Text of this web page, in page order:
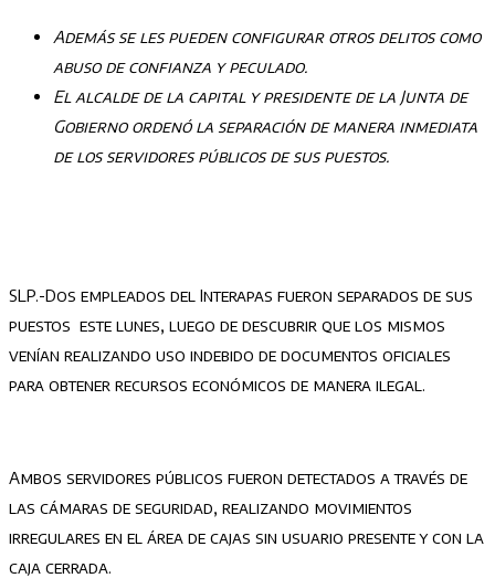
Además se les pueden configurar otros delitos como
abuso de confianza y peculado.
El alcalde de la capital y presidente de la Junta de
Gobierno ordenó la separación de manera inmediata
de los servidores públicos de sus puestos.
SLP.-Dos empleados del Interapas fueron separados de sus
puestos este lunes, luego de descubrir que los mismos
venían realizando uso indebido de documentos oficiales
para obtener recursos económicos de manera ilegal.
Ambos servidores públicos fueron detectados a través de
las cámaras de seguridad, realizando movimientos
irregulares en el área de cajas sin usuario presente y con la
caja cerrada.